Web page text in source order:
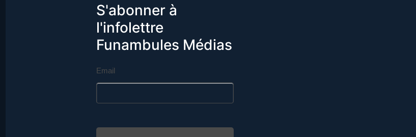
S'abonner à
l'infolettre
Funambules Médias
Email